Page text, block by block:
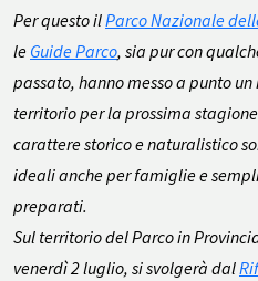
Per questo ilParco Nazionale
le Guide Parco, sia pur con
passato, hanno messo a punto
territorio per la prossima
carattere storico e naturalistico
ideali anche per famiglie e
preparati.
Sul territorio del Parco in
venerdì 2 luglio, si svolgerà dal